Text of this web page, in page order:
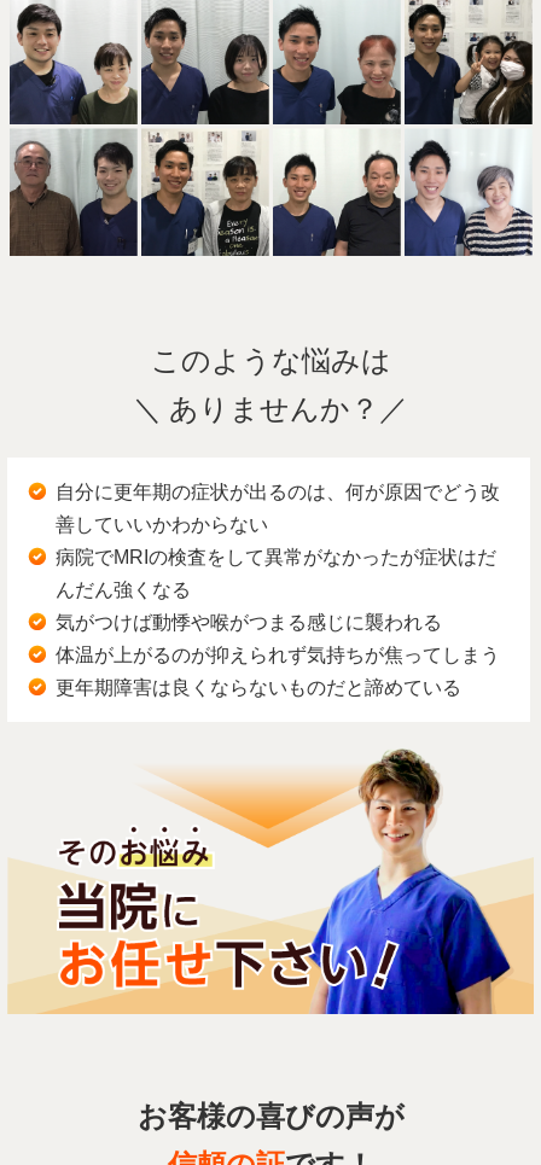
このような悩みは
＼ ありませんか？／
自分に更年期の症状が出るのは、何が原因でどう改
善していいかわからない
病院でMRIの検査をして異常がなかったが症状はだ
んだん強くなる
気がつけば動悸や喉がつまる感じに襲われる
体温が上がるのが抑えられず気持ちが焦ってしまう
更年期障害は良くならないものだと諦めている
お客様の喜びの声が